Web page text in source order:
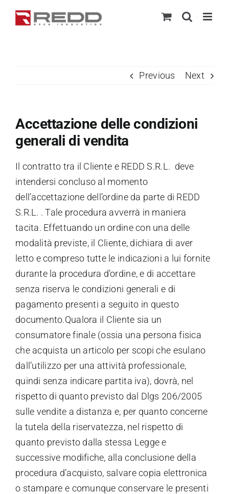
Previous Next
Accettazione delle condizioni
generali di vendita
Il contratto tra il Cliente e REDD S.R.L. deve
intendersi concluso al momento
dell’accettazione dell’ordine da parte di REDD
S.R.L. . Tale procedura avverrà in maniera
tacita. Effettuando un ordine con una delle
modalità previste, il Cliente, dichiara di aver
letto e compreso tutte le indicazioni a lui fornite
durante la procedura d’ordine, e di accettare
senza riserva le condizioni generali e di
pagamento presenti a seguito in questo
documento.Qualora il Cliente sia un
consumatore finale (ossia una persona fisica
che acquista un articolo per scopi che esulano
dall’utilizzo per una attività professionale,
quindi senza indicare partita iva), dovrà, nel
rispetto di quanto previsto dal Dlgs 206/2005
sulle vendite a distanza e, per quanto concerne
la tutela della riservatezza, nel rispetto di
quanto previsto dalla stessa Legge e
successive modifiche, alla conclusione della
procedura d’acquisto, salvare copia elettronica
o stampare e comunque conservare le presenti